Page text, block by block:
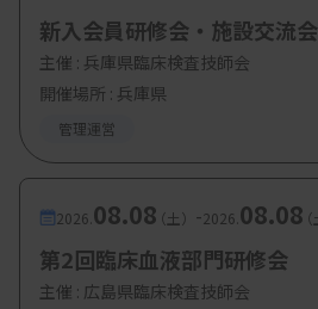
黒田舞子氏（大阪府立 中
ター 臨床検査科）
・3：急検査ラウンドテーブル
～みんなで考えるピッ
兒嶋嵩氏（大阪大学医学
査部）
新入会員研修会・施設交流会
主催 : 兵庫県臨床検査技師会
開催場所 : 兵庫県
管理運営
2026. 08.08（土） -2026. 08.08（
第2回臨床血液部門研修会
主催 : 広島県臨床検査技師会